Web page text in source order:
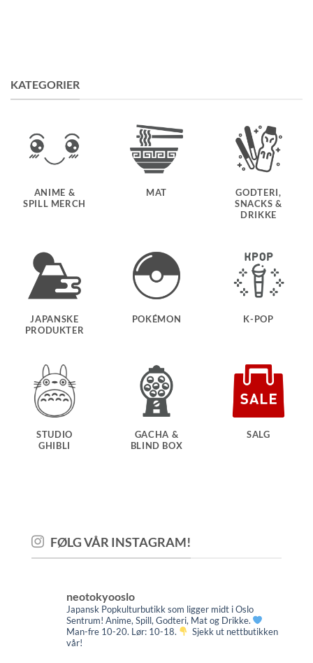
KATEGORIER
ANIME &
SPILL MERCH
MAT
GODTERI,
SNACKS &
DRIKKE
JAPANSKE
PRODUKTER
POKÉMON K-POP
STUDIO
GHIBLI
GACHA &
BLIND BOX
SALG
FØLG VÅR INSTAGRAM!
neotokyooslo
Japansk Popkulturbutikk som ligger midt i Oslo
Sentrum! Anime, Spill, Godteri, Mat og Drikke.
Man-fre 10-20. Lør: 10-18.
Sjekk ut nettbutikken
vår!